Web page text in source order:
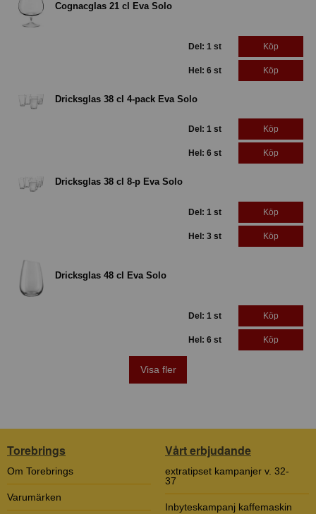
Cognacglas 21 cl Eva Solo
Del: 1 st Köp
Hel: 6 st Köp
Dricksglas 38 cl 4-pack Eva Solo
Del: 1 st Köp
Hel: 6 st Köp
Dricksglas 38 cl 8-p Eva Solo
Del: 1 st Köp
Hel: 3 st Köp
Dricksglas 48 cl Eva Solo
Del: 1 st Köp
Hel: 6 st Köp
Visa fler
Torebrings
Om Torebrings
Varumärken
Vårt erbjudande
extratipset kampanjer v. 32-
37
Inbyteskampanj kaffemaskin